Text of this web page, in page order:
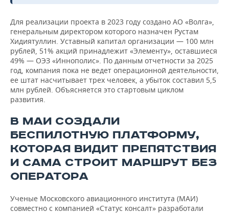
Для реализации проекта в 2023 году создано АО «Волга»,
генеральным директором которого назначен Рустам
Хидиятуллин. Уставный капитал организации — 100 млн
рублей, 51% акций принадлежит «Элементу», оставшиеся
49% — ОЭЗ «Иннополис». По данным отчетности за 2025
год, компания пока не ведет операционной деятельности,
ее штат насчитывает трех человек, а убыток составил 5,5
млн рублей. Объясняется это стартовым циклом
развития.
В МАИ СОЗДАЛИ
БЕСПИЛОТНУЮ ПЛАТФОРМУ,
КОТОРАЯ ВИДИТ ПРЕПЯТСТВИЯ
И САМА СТРОИТ МАРШРУТ БЕЗ
ОПЕРАТОРА
Ученые Московского авиационного института (МАИ)
совместно с компанией «Статус консалт» разработали